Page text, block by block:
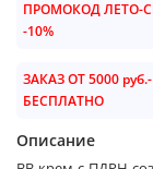
ПРОМОКОД ЛЕТО-
-10%
ЗАКАЗ ОТ 5000
БЕСПЛАТНО
Описание